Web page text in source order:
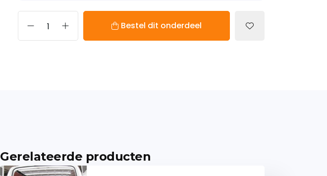
Bestel dit onderdeel
Gerelateerde producten